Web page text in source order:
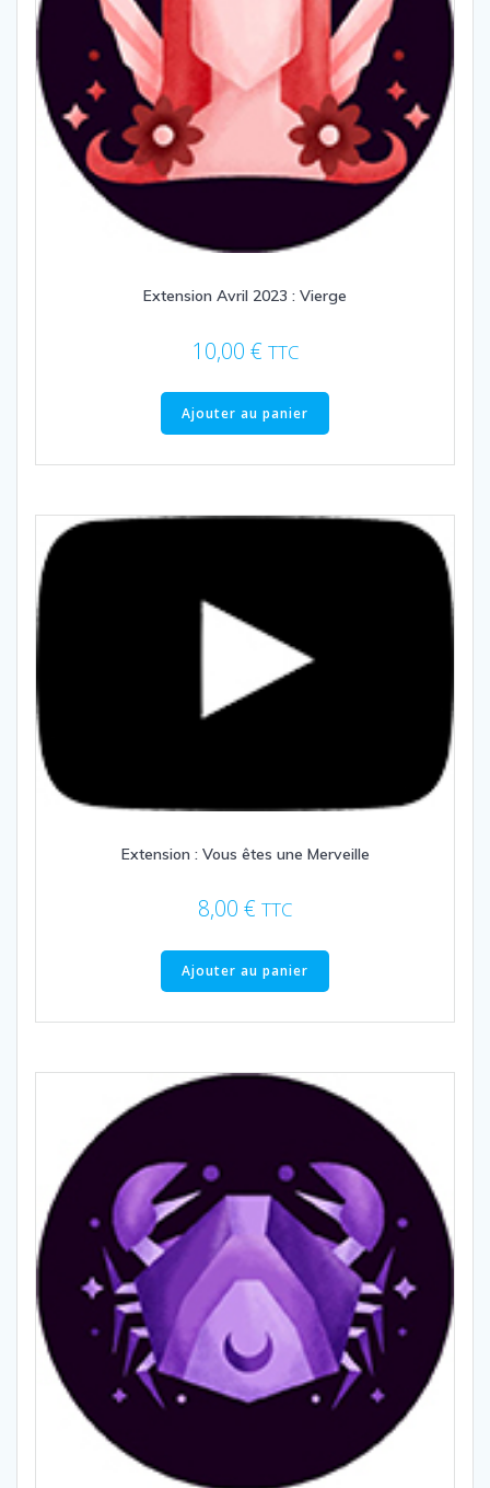
Extension Avril 2023 : Vierge
10,00 € TTC
Ajouter au panier
Extension : Vous êtes une Merveille
8,00 € TTC
Ajouter au panier